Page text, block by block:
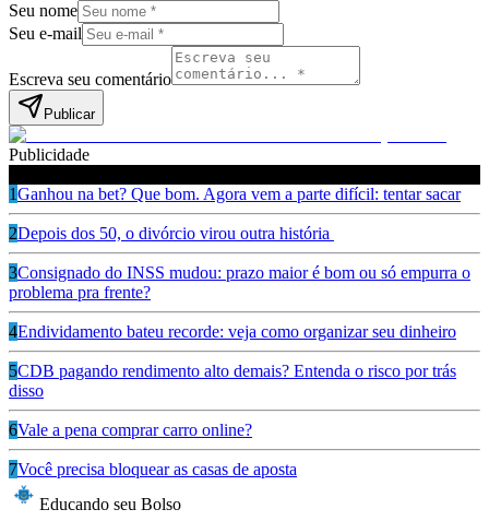
Seu nome
Seu e-mail
Escreva seu comentário
Publicar
Publicidade
1Ganhou na bet? Que bom. Agora vem a parte difícil: tentar sacar
2Depois dos 50, o divórcio virou outra história
3Consignado do INSS mudou: prazo maior é bom ou só empurra o
problema pra frente?
4Endividamento bateu recorde: veja como organizar seu dinheiro
5CDB pagando rendimento alto demais? Entenda o risco por trás
disso
6Vale a pena comprar carro online?
7Você precisa bloquear as casas de aposta
Educando seu Bolso